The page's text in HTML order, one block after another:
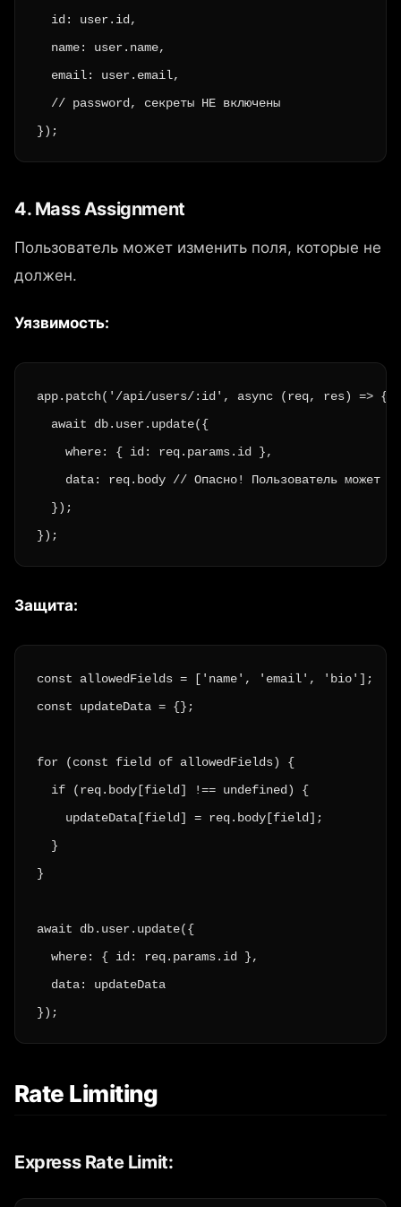
  id: user.id,
  name: user.name,
  email: user.email,
  // password, секреты НЕ включены
});
4. Mass Assignment
Пользователь может изменить поля, которые не
должен.
Уязвимость:
app.patch('/api/users/:id', async (req, res) => {
  await db.user.update({
    where: { id: req.params.id },
data: req.body // Опасно! Пользователь может
  });
});
Защита:
const allowedFields = ['name', 'email', 'bio'];
const updateData = {};
for (const field of allowedFields) {
  if (req.body[field] !== undefined) {
    updateData[field] = req.body[field];
  }
}
await db.user.update({
  where: { id: req.params.id },
  data: updateData
});
Rate Limiting
Express Rate Limit: